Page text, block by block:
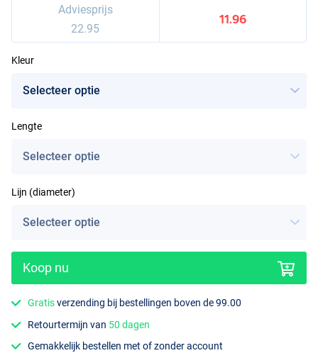
Adviesprijs
22.95
11.96
Kleur
Lengte
Lijn (diameter)
Koop nu
Gratisverzending bij bestellingen boven de 99.00
Retourtermijn van 50 dagen
Gemakkelijk bestellen met of zonder account